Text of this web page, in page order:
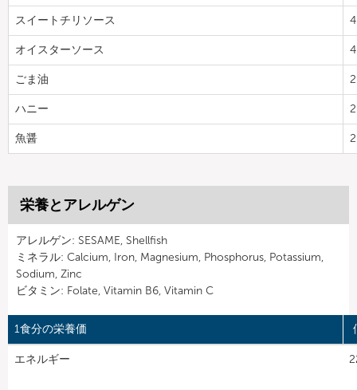
スイートチリソース
オイスターソース
ごま油
ハニー
魚醤
栄養とアレルゲン
アレルゲン: SESAME, Shellfish
ミネラル: Calcium, Iron, Magnesium, Phosphorus, Potassium,
Sodium, Zinc
ビタミン: Folate, Vitamin B6, Vitamin C
1食分の栄養価
エネルギー